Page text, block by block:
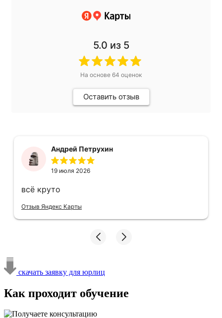
5.0 из 5
На основе 64 оценок
Оставить отзыв
Андрей Петрухин
19 июля 2026
всё круто
Отзыв Яндекс Карты
скачать заявку для юрлиц
Как проходит обучение